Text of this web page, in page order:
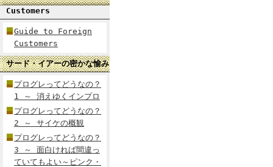
Customers
Guide to Foreign
Customers
サード・イアーの密かな愉み
プログレってどうなの？
1 ～ 消えゆくインプロ
プログレってどうなの？
2 ～ サイケの概観
プログレってどうなの？
3 ～ 面白ければ間違っ
ていてもよい～ピンク・